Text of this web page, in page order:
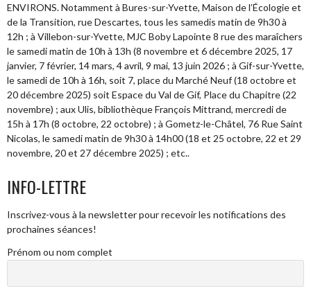
ENVIRONS. Notamment à Bures-sur-Yvette, Maison de l’Écologie et
de la Transition, rue Descartes, tous les samedis matin de 9h30 à
12h ; à Villebon-sur-Yvette, MJC Boby Lapointe 8 rue des maraîchers
le samedi matin de 10h à 13h (8 novembre et 6 décembre 2025, 17
janvier, 7 février, 14 mars, 4 avril, 9 mai, 13 juin 2026 ; à Gif-sur-Yvette,
le samedi de 10h à 16h, soit 7, place du Marché Neuf (18 octobre et
20 décembre 2025) soit Espace du Val de Gif, Place du Chapitre (22
novembre) ; aux Ulis, bibliothèque François Mittrand, mercredi de
15h à 17h (8 octobre, 22 octobre) ; à Gometz-le-Châtel, 76 Rue Saint
Nicolas, le samedi matin de 9h30 à 14h00 (18 et 25 octobre, 22 et 29
novembre, 20 et 27 décembre 2025) ; etc..
INFO-LETTRE
Inscrivez-vous à la newsletter pour recevoir les notifications des
prochaines séances!
Prénom ou nom complet